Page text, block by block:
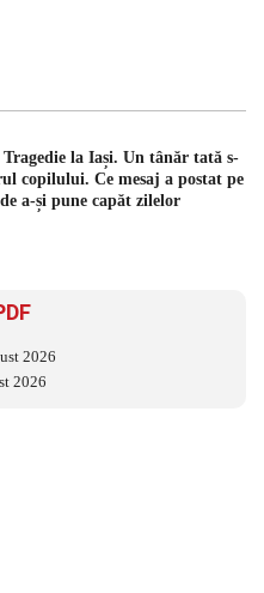
Tragedie la Iași. Un tânăr tată s-
copilului. Ce mesaj a postat pe
a-și pune capăt zilelor
2026